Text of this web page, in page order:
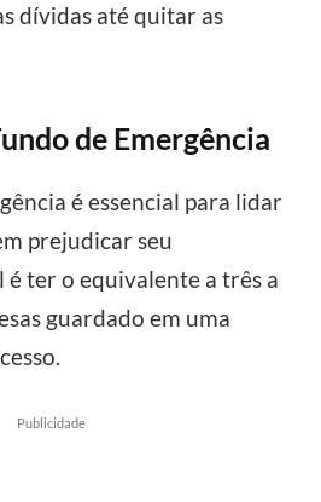
dívidas até quitar as
de Emergência
é essencial para lidar
prejudicar seu
ter o equivalente a três a
guardado em uma
Publicidade